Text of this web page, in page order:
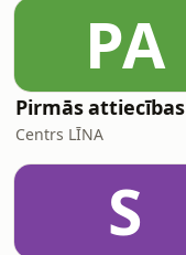
PA
Pirmās attiecības
Centrs LĪNA
S